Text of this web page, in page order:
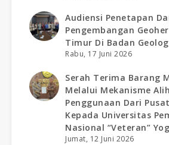
Audiensi Penetapan
Pengembangan
Timur Di Badan
Rabu, 17 Juni 2026
Serah Terima Barang
Melalui Mekanisme
Penggunaan Dari
Kepada Universitas
Nasional “veteran”
Jumat, 12 Juni 2026